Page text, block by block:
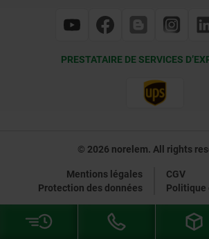
PRESTATAIRE DE SERVICES
© 2026 norelem. All rights
Mentions légales
CGV
Protection des données
Politique